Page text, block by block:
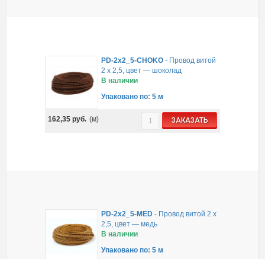
PD-2x2_5-CHOKO- Провод витой
2 х 2,5, цвет — шоколад
В наличии
Упаковано по: 5 м
162,35 руб. (м) ЗАКАЗАТЬ
PD-2x2_5-MED- Провод витой 2 х
2,5, цвет — медь
В наличии
Упаковано по: 5 м